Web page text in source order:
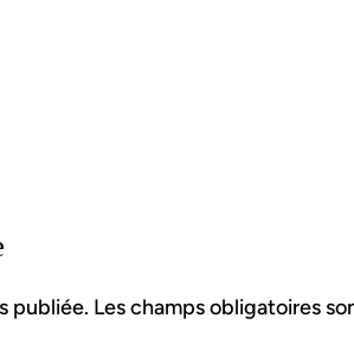
publiée. Les champs obligatoires